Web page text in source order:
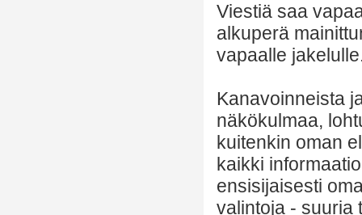
Viestiä saa
alkuperä
vapaalle
Kanavoinneista
näkökulmaa,
kuitenkin oman
kaikki
ensisijaisesti
valintoja - suuria